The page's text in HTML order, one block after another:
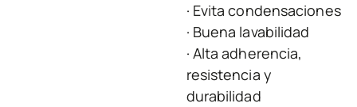
· Evita condensaciones
· Buena lavabilidad
· Alta adherencia,
resistencia y
durabilidad